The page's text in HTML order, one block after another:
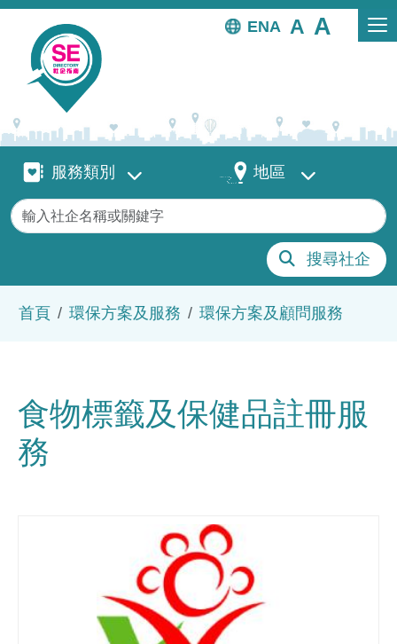
移至主內容
EN
服務類別服務類別 地區 地區
關鍵字
搜尋社企
首頁 環保方案及服務 環保方案及顧問服務
食物標籤及保健品註冊服
務